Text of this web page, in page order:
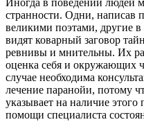
Иногда в поведении людей
странности. Одни, написав
великими поэтами, другие
видят коварный заговор
ревнивы и мнительны. Их
оценка себя и окружающих
случае необходима
лечение паранойи, потому
указывает на наличие этого
помощи специалиста